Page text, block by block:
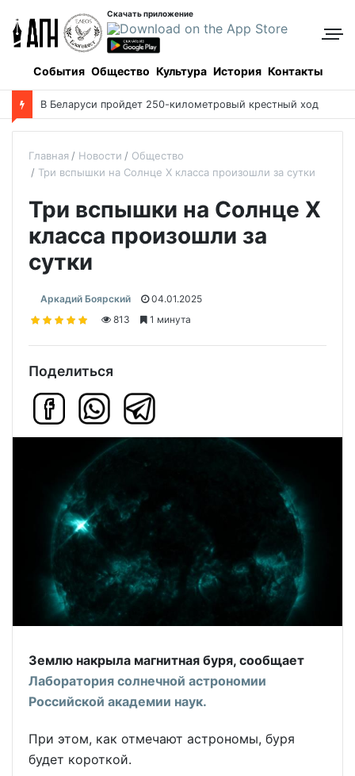
Скачать приложение
События Общество Культура История Контакты
В Беларуси пройдет 250-километровый крестный ход
Главная Новости
Общество
Три вспышки на Солнце Х класса произошли за сутки
Три вспышки на Солнце Х
класса произошли за
сутки
Аркадий Боярский
04.01.2025
813
1 минута
Поделиться
Землю накрыла магнитная буря, сообщает
Лаборатория солнечной астрономии
Российской академии наук.
При этом, как отмечают астрономы, буря
будет короткой.